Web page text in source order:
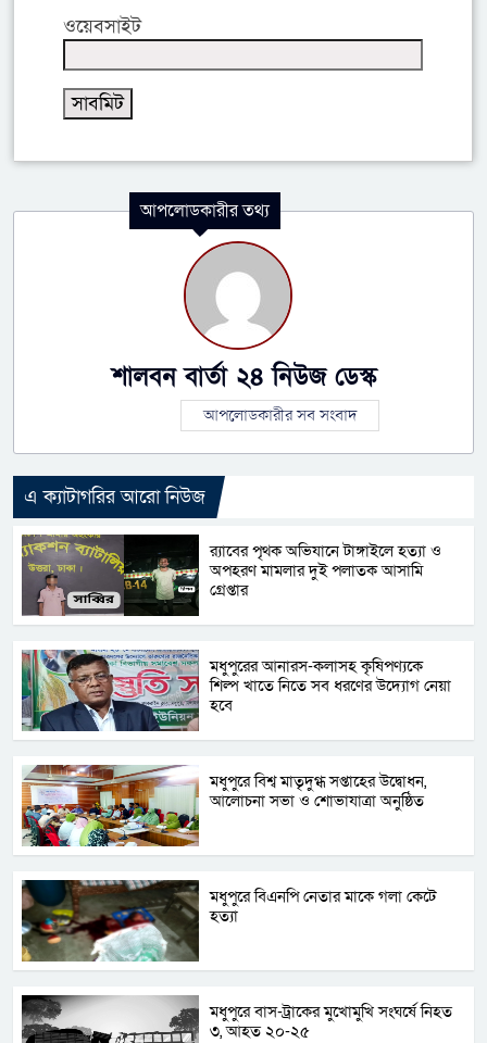
ওয়েবসাইট
আপলোডকারীর তথ্য
শালবন বার্তা ২৪ নিউজ ডেস্ক
আপলোডকারীর সব সংবাদ
এ ক্যাটাগরির আরো নিউজ
র‌্যাবের পৃথক অভিযানে টাঙ্গাইলে হত্যা ও
অপহরণ মামলার দুই পলাতক আসামি
গ্রেপ্তার
মধুপুরের আনারস-কলাসহ কৃষিপণ্যকে
শিল্প খাতে নিতে সব ধরণের উদ্যোগ নেয়া
হবে
মধুপুরে বিশ্ব মাতৃদুগ্ধ সপ্তাহের উদ্বোধন,
আলোচনা সভা ও শোভাযাত্রা অনুষ্ঠিত
মধুপুরে বিএনপি নেতার মাকে গলা কেটে
হত্যা
মধুপুরে বাস-ট্রাকের মুখোমুখি সংঘর্ষে নিহত
৩, আহত ২০-২৫